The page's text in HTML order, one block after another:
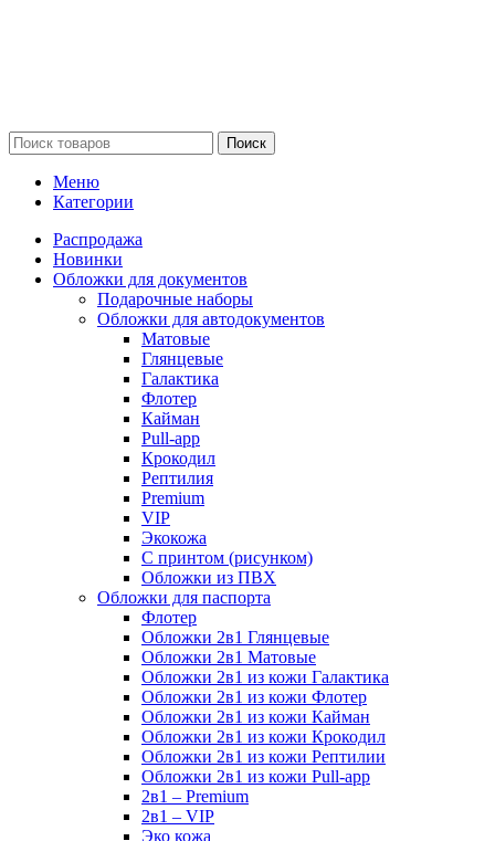
Поиск
Меню
Категории
Распродажа
Новинки
Обложки для документов
Подарочные наборы
Обложки для автодокументов
Матовые
Глянцевые
Галактика
Флотер
Кайман
Pull-app
Крокодил
Рептилия
Premium
VIP
Экокожа
С принтом (рисунком)
Обложки из ПВХ
Обложки для паспорта
Флотер
Обложки 2в1 Глянцевые
Обложки 2в1 Матовые
Обложки 2в1 из кожи Галактика
Обложки 2в1 из кожи Флотер
Обложки 2в1 из кожи Кайман
Обложки 2в1 из кожи Крокодил
Обложки 2в1 из кожи Рептилии
Обложки 2в1 из кожи Pull-app
2в1 – Premium
2в1 – VIP
Эко кожа